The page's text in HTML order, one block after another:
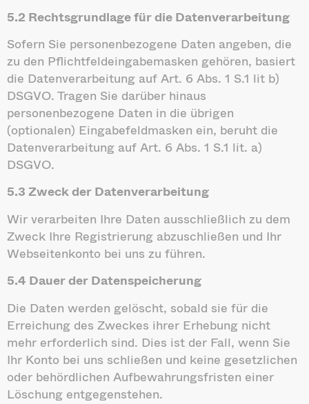
5.2 Rechtsgrundlage für die Datenverarbeitung
Sofern Sie personenbezogene Daten angeben, die
zu den Pflichtfeldeingabemasken gehören, basiert
die Datenverarbeitung auf Art. 6 Abs. 1 S.1 lit b)
DSGVO. Tragen Sie darüber hinaus
personenbezogene Daten in die übrigen
(optionalen) Eingabefeldmasken ein, beruht die
Datenverarbeitung auf Art. 6 Abs. 1 S.1 lit. a)
DSGVO.
5.3 Zweck der Datenverarbeitung
Wir verarbeiten Ihre Daten ausschließlich zu dem
Zweck Ihre Registrierung abzuschließen und Ihr
Webseitenkonto bei uns zu führen.
5.4 Dauer der Datenspeicherung
Die Daten werden gelöscht, sobald sie für die
Erreichung des Zweckes ihrer Erhebung nicht
mehr erforderlich sind. Dies ist der Fall, wenn Sie
Ihr Konto bei uns schließen und keine gesetzlichen
oder behördlichen Aufbewahrungsfristen einer
Löschung entgegenstehen.